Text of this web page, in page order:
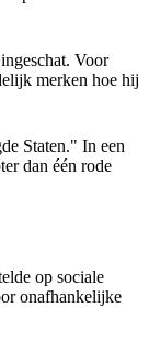
Voor
merken hoe hij
Staten." In een
dan één rode
op sociale
onafhankelijke